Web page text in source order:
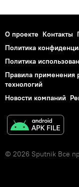
О проекте Контакты
Политика
Политика
Правила применения
технологий
Новости компаний
© 2026 Sputnik Все